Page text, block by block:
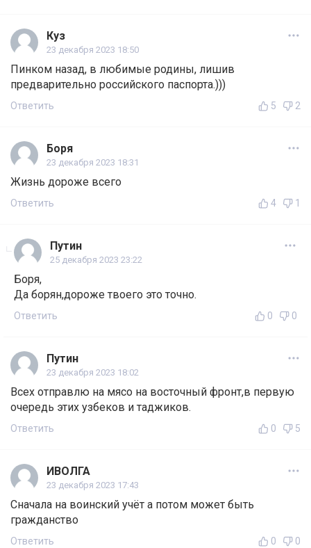
Куз
23 декабря 2023 18:50
Пинком назад, в любимые родины, лишив
предварительно российского паспорта.)))
Ответить 5 2
Боря
23 декабря 2023 18:31
Жизнь дороже всего
Ответить 4 1
Путин
25 декабря 2023 23:22
Боря,
Да борян,дороже твоего это точно.
Ответить 0 0
Путин
23 декабря 2023 18:02
Всех отправлю на мясо на восточный фронт,в первую
очередь этих узбеков и таджиков.
Ответить 0 5
ИВОЛГА
23 декабря 2023 17:43
Сначала на воинский учёт а потом может быть
гражданство
Ответить 0 0